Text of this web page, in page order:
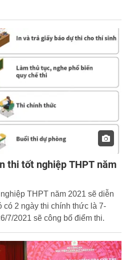
thi tốt nghiệp THPT năm
THPT năm 2021 sẽ diễn
có 2 ngày thi chính thức là 7-
7/2021 sẽ công bố điểm thi.